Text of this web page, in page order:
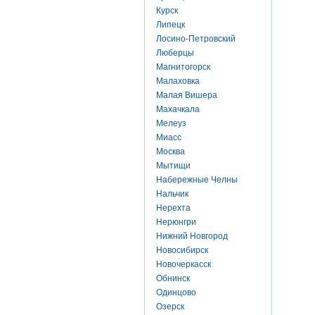
Курск
Липецк
Лосино-Петровский
Люберцы
Магнитогорск
Малаховка
Малая Вишера
Махачкала
Мелеуз
Миасс
Москва
Мытищи
Набережные Челны
Нальчик
Нерехта
Нерюнгри
Нижний Новгород
Новосибирск
Новочеркасск
Обнинск
Одинцово
Озерск